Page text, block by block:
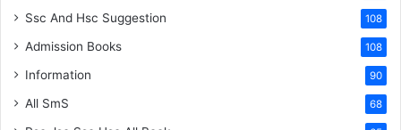
Ssc And Hsc Suggestion 108
Admission Books 108
Information 90
All SmS 68